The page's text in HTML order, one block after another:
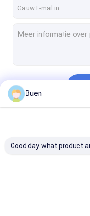
Buen
Good day, what product